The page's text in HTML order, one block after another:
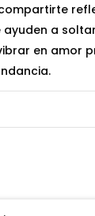
ayuden a
en amor